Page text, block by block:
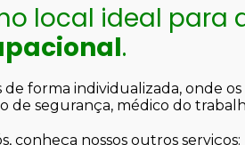
local ideal para
.
forma individualizada, onde
de segurança, médico do
conheça nossos outros serviços: